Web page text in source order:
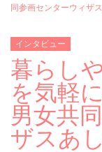
同参画センターウィザ
インタビュー
暮らし
を気軽
男女共
ザスあ